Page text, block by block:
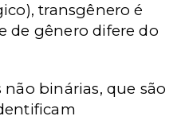
transgênero é
de gênero difere do
não binárias, que são